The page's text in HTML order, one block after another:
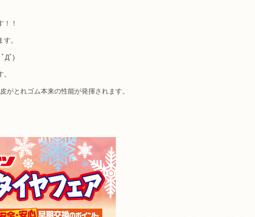
！
。
Дﾟ)
がとれゴム本来の性能が発揮されます。